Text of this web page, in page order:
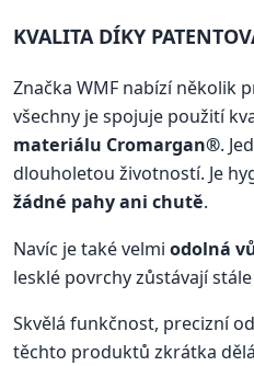
KVALITA DÍKY
Značka WMF nabízí několik
všechny je spojuje použití
materiálu Cromargan®.
dlouholetou životností. Je
žádné pahy ani chutě.
Navíc je také velmi odolná
lesklé povrchy zůstávají
Skvělá funkčnost, precizní
těchto produktů zkrátka